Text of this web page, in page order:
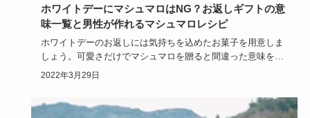
ホワイトデーにマシュマロはNG？お返しギフトの意
味一覧と男性が作れるマシュマロレシピ
ホワイトデーのお返しには気持ちを込めたお菓子を用意しま
しょう。可愛さだけでマシュマロを贈ると間違った意味を伝
えることに…。…
2022年3月29日